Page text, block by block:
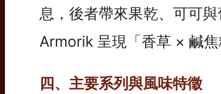
息，後者帶來果乾、可可
Armorik 呈現「香草 × 鹹
四、主要系列與風味特徵